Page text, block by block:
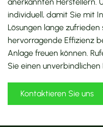
individuell, damit Sie mit
Lösungen lange
hervorragende Effizienz
Anlage freuen können.
Sie einen unverbindlichen
Kontaktieren Sie uns